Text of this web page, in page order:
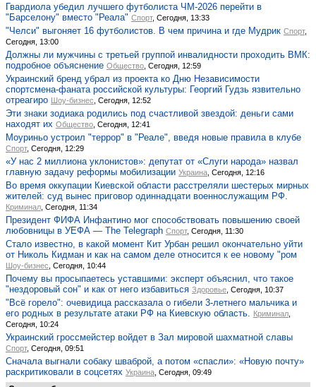
Гвардиола убедил лучшего футболиста ЧМ-2026 перейти в
"Барселону" вместо "Реала" Спорт, Сегодня, 13:33
"Челси" выгоняет 16 футболистов. В чем причина и где Мудрик Спорт,
Сегодня, 13:00
Должны ли мужчины с третьей группой инвалидности проходить ВМК:
подробное объяснение Общество , Сегодня, 12:59
Украинский бренд убрал из проекта ко Дню Независимости
спортсмена-фаната российской культуры: Георгий Гудзь язвительно
отреагиро Шоу-бизнес , Сегодня, 12:52
Эти знаки зодиака родились под счастливой звездой: деньги сами
находят их Общество , Сегодня, 12:41
Моуриньо устроил "террор" в "Реале", введя новые правила в клубе
Спорт, Сегодня, 12:29
«У нас 2 миллиона уклонистов»: депутат от «Слуги народа» назвал
главную задачу реформы мобилизации Украина , Сегодня, 12:16
Во время оккупации Киевской области расстреляли шестерых мирных
жителей: суд вынес приговор одиннадцати военнослужащим РФ.
Криминал , Сегодня, 11:34
Президент ФИФА Инфантино мог способствовать повышению своей
любовницы в УЕФА — The Telegraph Спорт, Сегодня, 11:30
Стало известно, в какой момент Кит Урбан решил окончательно уйти
от Николь Кидман и как на самом деле относится к ее новому "ром
Шоу-бизнес , Сегодня, 10:44
Почему вы просыпаетесь уставшими: эксперт объяснил, что такое
"нездоровый сон" и как от него избавиться Здоровье , Сегодня, 10:37
"Всё горело": очевидица рассказала о гибели 3-летнего мальчика и
его родных в результате атаки РФ на Киевскую область.
Криминал
Сегодня, 10:24
Украинский гроссмейстер войдет в Зал мировой шахматной славы
Спорт, Сегодня, 09:51
Сначала выгнали собаку шваброй, а потом «спасли»: «Новую почту»
раскритиковали в соцсетях Украина , Сегодня, 09:49